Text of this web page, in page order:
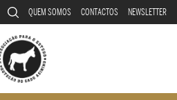
QUEM SOMOS CONTACTOS NEWSLETTER